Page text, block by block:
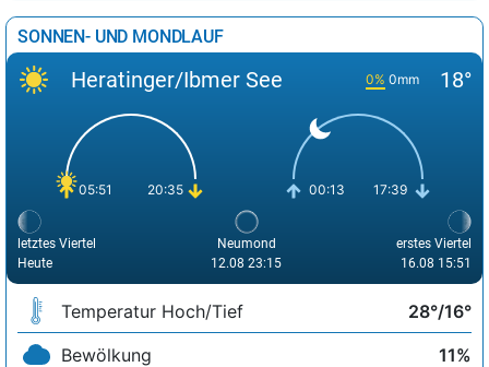
SONNEN- UND MONDLAUF
Heratinger/Ibmer See 0% 0mm 18°
05:51 20:35 00:13 17:39
letztes Viertel
Heute
Neumond
12.08 23:15
erstes Viertel
16.08 15:51
Temperatur Hoch/Tief
28°/16°
Bewölkung
11%